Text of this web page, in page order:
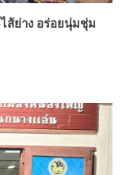
ส้ย่าง อร่อยนุ่มชุ่ม